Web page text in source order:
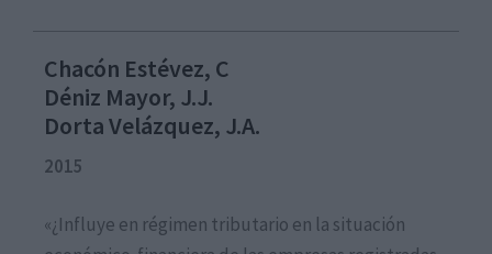
Chacón Estévez, C
Déniz Mayor, J.J.
Dorta Velázquez, J.A.
2015
«¿Influye en régimen tributario en la situación